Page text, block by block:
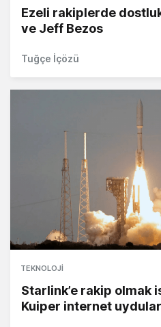
Ezeli rakiplerde
ve Jeff Bezos
Tuğçe İçözü
TEKNOLOJI
Starlink’e rakip olmak
Kuiper internet